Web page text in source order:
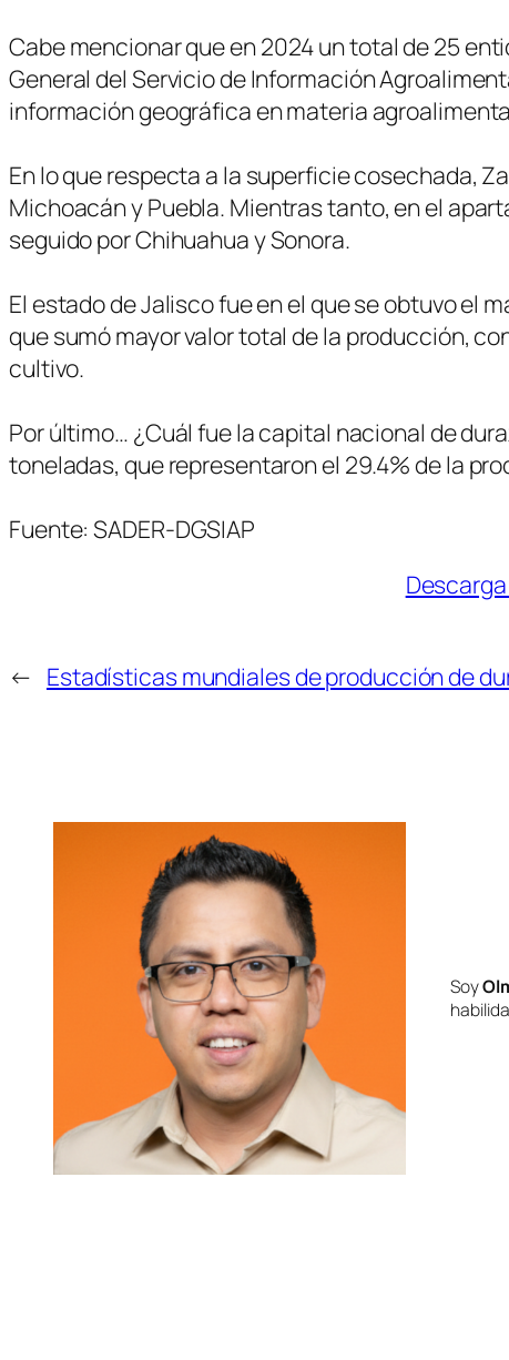
Cabe mencionar que en 2024 un total de 25
General del Servicio de Información
información geográfica en materia
En lo que respecta a la superficie cosechada,
Michoacán y Puebla. Mientras tanto, en el
seguido por Chihuahua y Sonora.
El estado de Jalisco fue en el que se obtuvo el
que sumó mayor valor total de la producción,
cultivo.
Por último… ¿Cuál fue la capital nacional de
toneladas, que representaron el 29.4% de la
Fuente: SADER-DGSIAP
← Estadísticas mundiales de producción de
Soy